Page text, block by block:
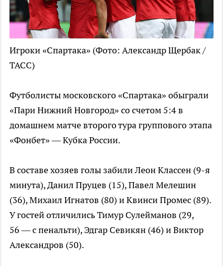
Игроки «Спартака» (Фото: Александр Щербак /
ТАСС)
Футболисты московского «Спартака» обыграли
«Пари Нижний Новгород» со счетом 5:4 в
домашнем матче второго тура группового этапа
«Фонбет» — Кубка России.
В составе хозяев голы забили Леон Классен (9-я
минута), Данил Пруцев (15), Павел Мелешин
(36), Михаил Игнатов (80) и Квинси Промес (89).
У гостей отличились Тимур Сулейманов (29,
56 — с пенальти), Эдгар Севикян (46) и Виктор
Александров (50).